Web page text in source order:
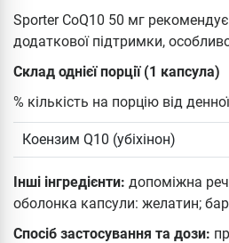
Sporter CoQ10 50 мг
додаткової підтримки,
Склад однієї порції (1 капсула)
% кількість на порцію від
Коензим Q10 (убіхінон)
Інші інгредієнти: допоміжна
оболонка капсули: желатин;
Спосіб застосування та дози: